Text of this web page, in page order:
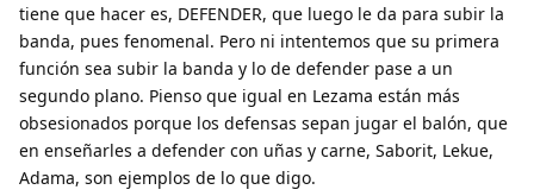
tiene que hacer es, DEFENDER, que luego le da para subir la
banda, pues fenomenal. Pero ni intentemos que su primera
función sea subir la banda y lo de defender pase a un
segundo plano. Pienso que igual en Lezama están más
obsesionados porque los defensas sepan jugar el balón, que
en enseñarles a defender con uñas y carne, Saborit, Lekue,
Adama, son ejemplos de lo que digo.